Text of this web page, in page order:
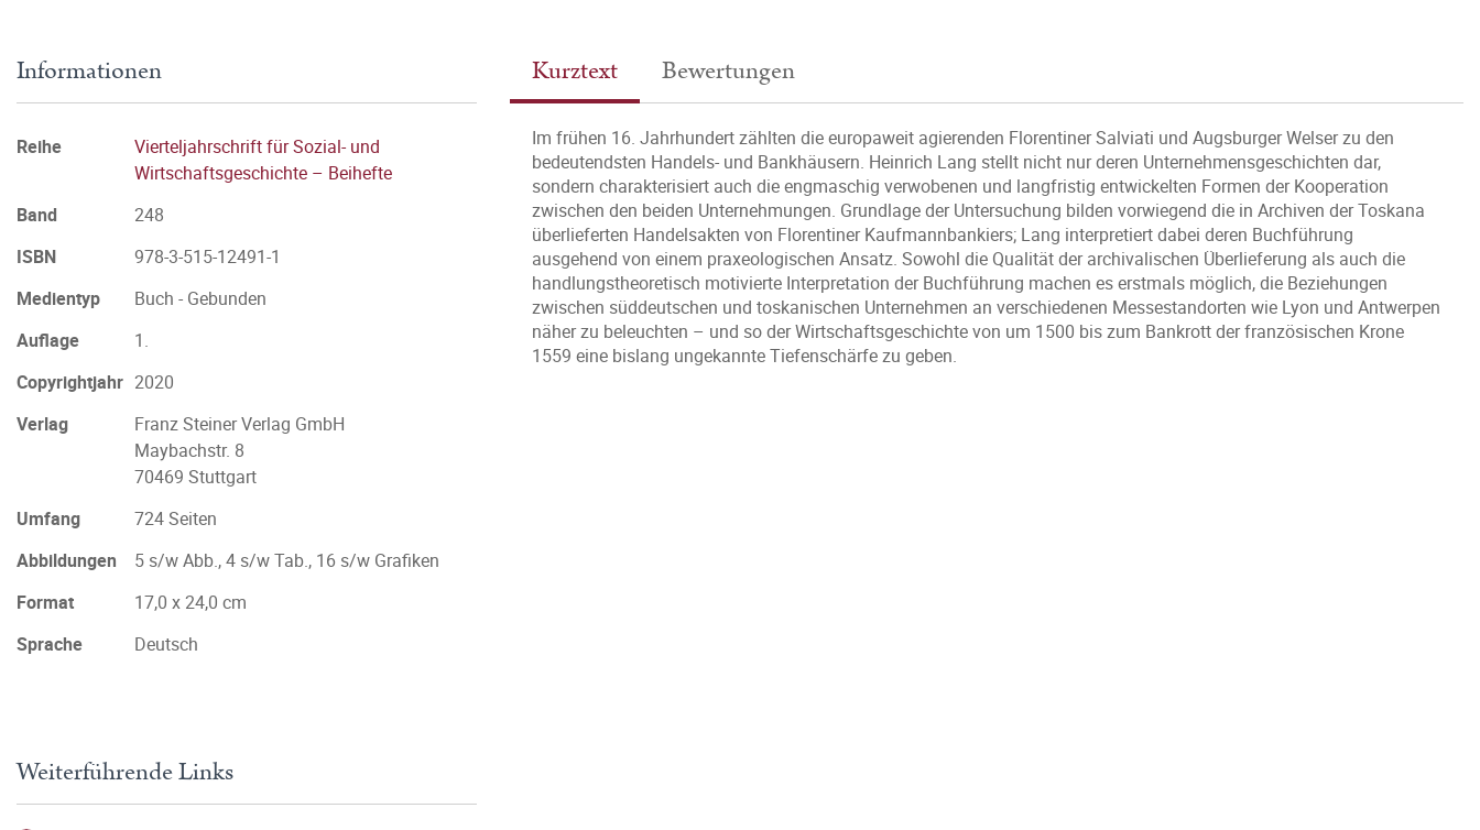
Kurztext Bewertungen
Im frühen 16. Jahrhundert zählten die europaweit agierenden Florentiner Salviati und Augsburger Welser zu den
bedeutendsten Handels- und Bankhäusern. Heinrich Lang stellt nicht nur deren Unternehmensgeschichten dar,
sondern charakterisiert auch die engmaschig verwobenen und langfristig entwickelten Formen der Kooperation
zwischen den beiden Unternehmungen. Grundlage der Untersuchung bilden vorwiegend die in Archiven der Toskana
überlieferten Handelsakten von Florentiner Kaufmannbankiers; Lang interpretiert dabei deren Buchführung
ausgehend von einem praxeologischen Ansatz. Sowohl die Qualität der archivalischen Überlieferung als auch die
handlungstheoretisch motivierte Interpretation der Buchführung machen es erstmals möglich, die Beziehungen
zwischen süddeutschen und toskanischen Unternehmen an verschiedenen Messestandorten wie Lyon und Antwerpen
näher zu beleuchten – und so der Wirtschaftsgeschichte von um 1500 bis zum Bankrott der französischen Krone
1559 eine bislang ungekannte Tiefenschärfe zu geben.
Informationen
Reihe
Vierteljahrschrift für Sozial- und
Wirtschaftsgeschichte – Beihefte
Band
248
ISBN
978-3-515-12491-1
Medientyp
Buch - Gebunden
Auflage
1.
Copyrightjahr 2020
Verlag
Franz Steiner Verlag GmbH
Maybachstr. 8
70469 Stuttgart
Umfang
724 Seiten
Abbildungen
5 s/w Abb., 4 s/w Tab., 16 s/w Grafiken
Format
17,0 x 24,0 cm
Sprache
Deutsch
Weiterführende Links